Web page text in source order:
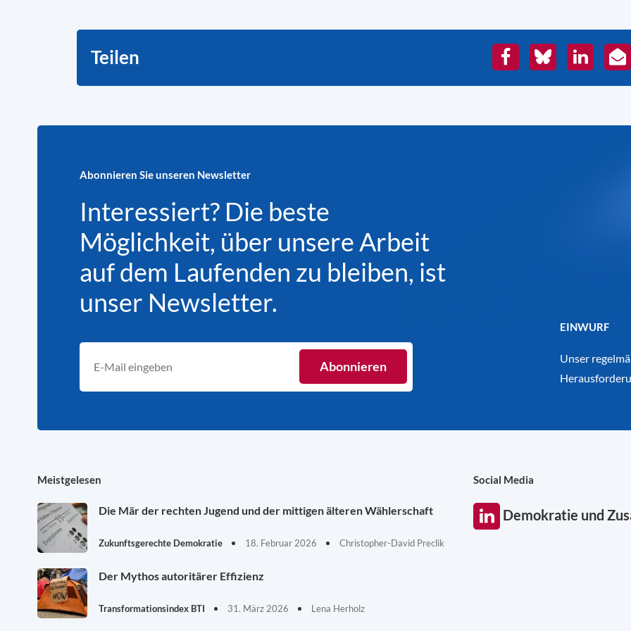
Teilen FacebookBlueskyLinkedIn
E-
Abonnieren Sie unseren Newsletter
Interessiert? Die beste
Möglichkeit, über unsere Arbeit
auf dem Laufenden zu bleiben, ist
unser Newsletter.
EINWURF
Unser
Meistgelesen
Die Mär der rechten Jugend und der mittigen älteren Wählerschaft
Zukunftsgerechte Demokratie 18. Februar 2026 Christopher-David Preclik
Der Mythos autoritärer Effizienz
Transformationsindex BTI 31. März 2026 Lena Herholz
Social Media
Demokratie und